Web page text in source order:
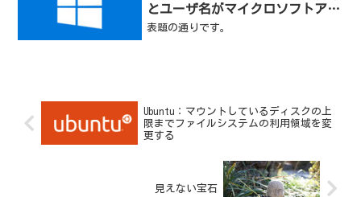
とユーザ名がマイクロソフトアカ
ウントの最初の5文字で勝手に登
表題の通りです。
Ubuntu：マウントしているディスクの上
限までファイルシステムの利用領域を変
更する
見えない宝石